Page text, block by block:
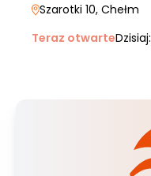
Szarotki 10, Chełm
Teraz otwarteDzisiaj: